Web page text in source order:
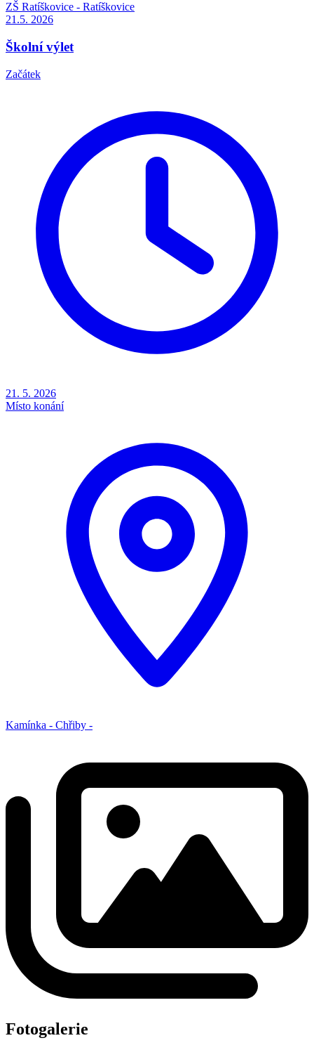
ZŠ Ratíškovice - Ratíškovice
21.5. 2026
Školní výlet
Začátek
21. 5. 2026
Místo konání
Kamínka - Chřiby -
Fotogalerie